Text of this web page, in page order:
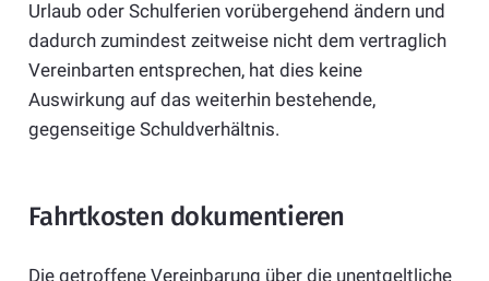
Urlaub oder Schulferien vorübergehend ändern und
dadurch zumindest zeitweise nicht dem vertraglich
Vereinbarten entsprechen, hat dies keine
Auswirkung auf das weiterhin bestehende,
gegenseitige Schuldverhältnis.
Fahrtkosten dokumentieren
Die getroffene Vereinbarung über die unentgeltliche